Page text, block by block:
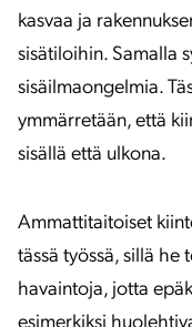
kasvaa ja
sisätiloihin. Samalla
sisäilmaongelmia.
ymmärretään, että
sisällä että ulkona.
Ammattitaitoiset
tässä työssä, sillä he
havaintoja, jotta